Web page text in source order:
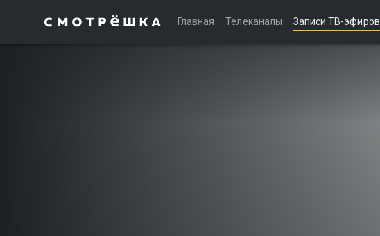
Главная Телеканалы Записи ТВ-эфиров